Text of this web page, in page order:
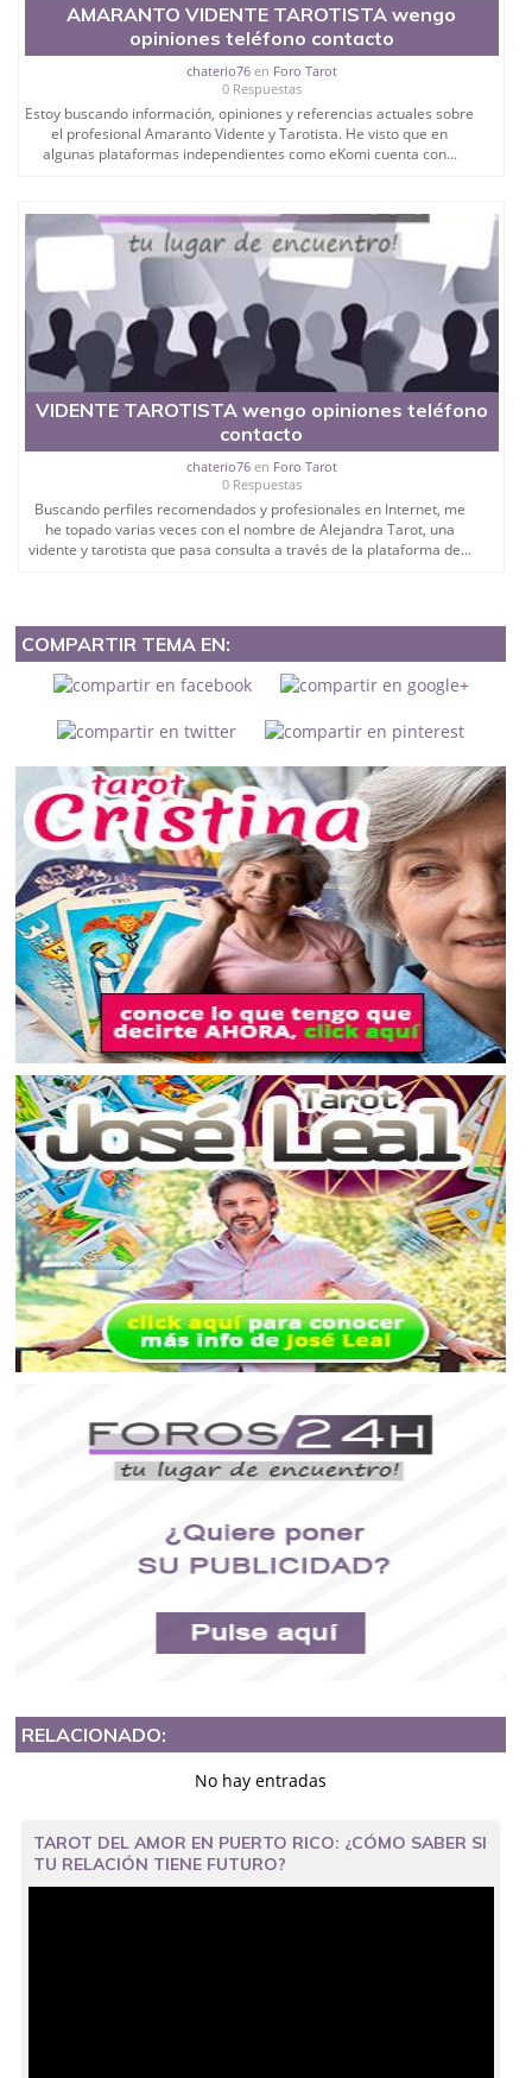
AMARANTO VIDENTE TAROTISTA wengo
opiniones teléfono contacto
chaterio76en Foro Tarot
0 Respuestas
Estoy buscando información, opiniones y referencias actuales sobre
el profesional Amaranto Vidente y Tarotista. He visto que en
algunas plataformas independientes como eKomi cuenta con...
VIDENTE TAROTISTA wengo opiniones teléfono
contacto
chaterio76en Foro Tarot
0 Respuestas
Buscando perfiles recomendados y profesionales en Internet, me
he topado varias veces con el nombre de Alejandra Tarot, una
vidente y tarotista que pasa consulta a través de la plataforma de...
COMPARTIR TEMA EN:
RELACIONADO:
No hay entradas
TAROT DEL AMOR EN PUERTO RICO: ¿CÓMO SABER SI
TU RELACIÓN TIENE FUTURO?